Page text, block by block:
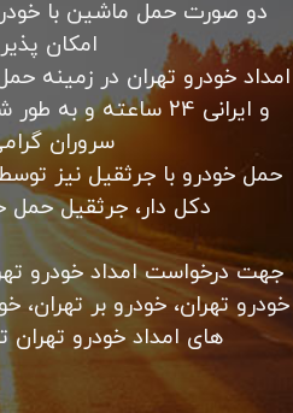
دو صورت حمل ماشین با
امکان
امداد خودرو تهران در زمینه
و ایرانی 24 ساعته و
سروران
حمل خودرو با جرثقیل نیز
دکل دار، جرثقیل حمل
جهت درخواست امداد خودرو
خودرو تهران، خودرو بر تهران،
های امداد خودرو